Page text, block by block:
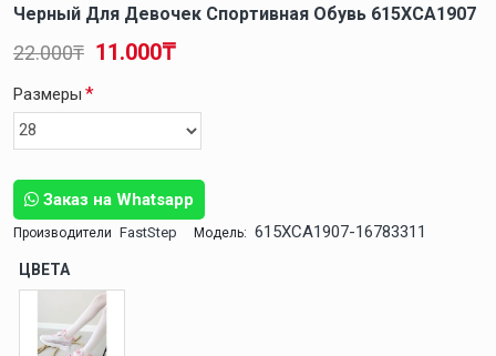
Черный Для Девочек Спортивная Обувь 615XCA1907
Заказ на Whatsapp
Производители FastStep Модель: 615XCA1907-16783311
11.000₸
22.000₸
Размеры
ЦВЕТА